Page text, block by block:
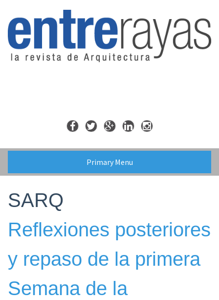
content
Primary Menu
SARQ
Reflexiones posteriores
y repaso de la primera
Semana de la